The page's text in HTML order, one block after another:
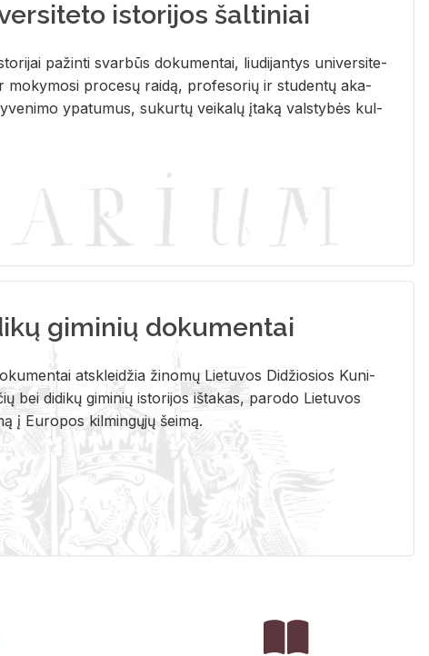
istorijos šaltiniai
pa­žin­ti svar­būs do­ku­men­tai, liu­di­jan­tys uni­ver­si­te­
mo­ky­mo­si pro­ce­sų rai­dą, pro­fe­so­rių ir stu­den­tų aka­
ypa­tu­mus, su­kur­tų vei­ka­lų įta­ką vals­ty­bės kul­
giminių dokumentai
at­sklei­džia ži­no­mų Lie­tu­vos Di­džio­sios Ku­ni­
bei di­di­kų gi­mi­nių is­to­ri­jos iš­ta­kas, pa­ro­do Lie­tu­vos
į Eu­ro­pos kil­min­gų­jų šei­mą.